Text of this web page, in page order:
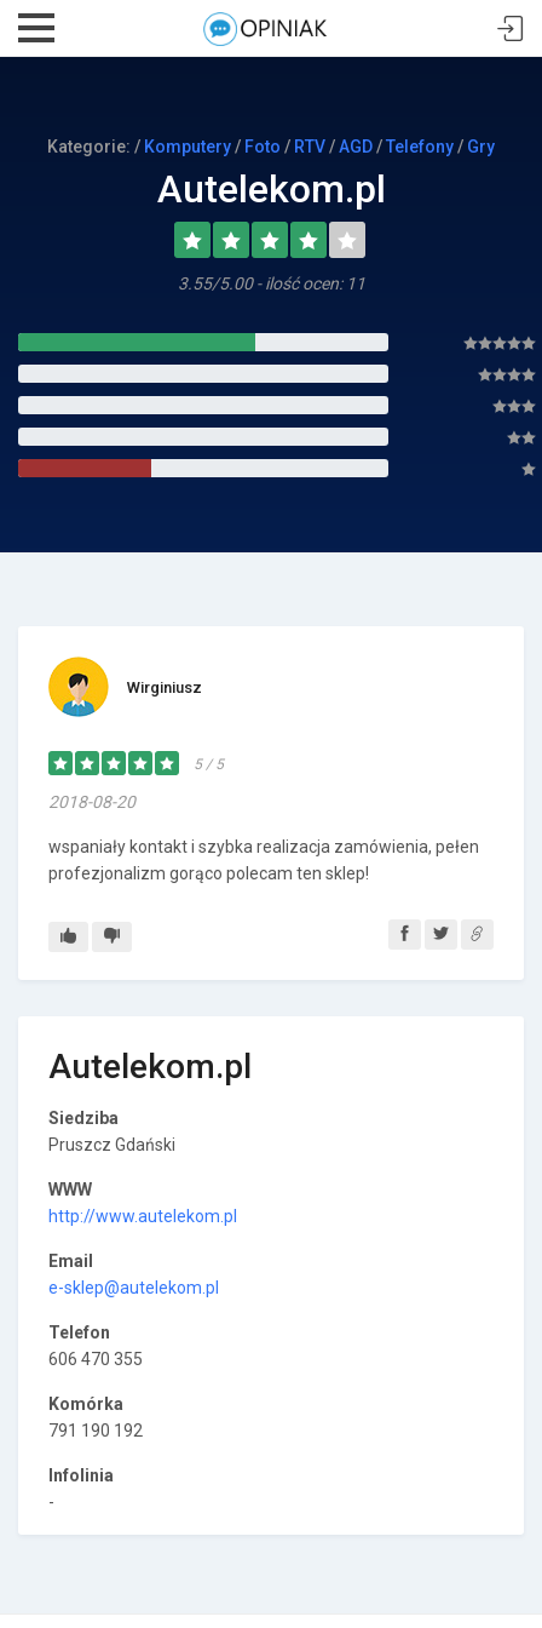
Kategorie: / Komputery/ Foto / RTV/AGD/Telefony/ Gry
Autelekom.pl
3.55/5.00 - ilość ocen: 11
Wirginiusz
5 / 5
2018-08-20
wspaniały kontakt i szybka realizacja zamówienia, pełen
profezjonalizm gorąco polecam ten sklep!
Autelekom.pl
Siedziba
Pruszcz Gdański
WWW
http://www.autelekom.pl
Email
e-sklep@autelekom.pl
Telefon
606 470 355
Komórka
791 190 192
Infolinia
-